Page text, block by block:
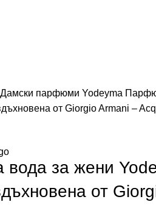
Дамски парфюми Yodeyma
от Giorgio Armani –
за жени
от